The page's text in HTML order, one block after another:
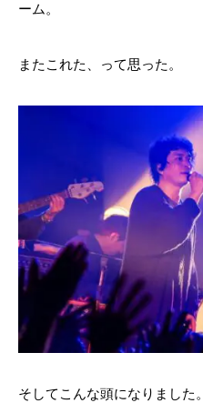
ーム。
またこれた、って思った。
そしてこんな頭になりました。